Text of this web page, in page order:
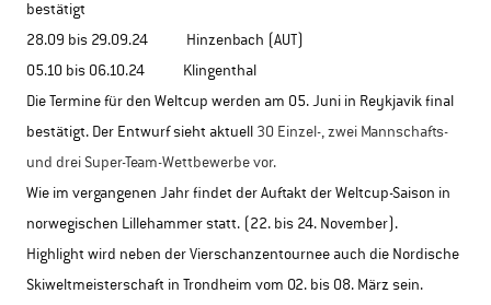
bestätigt
28.09 bis 29.09.24 Hinzenbach (AUT)
05.10 bis 06.10.24 Klingenthal
Die Termine für den Weltcup werden am 05. Juni in Reykjavik final
bestätigt. Der Entwurf sieht aktuell 30 Einzel-, zwei Mannschafts-
und drei Super-Team-Wettbewerbe vor.
Wie im vergangenen Jahr findet der Auftakt der Weltcup-Saison in
norwegischen Lillehammer statt. (22. bis 24. November).
Highlight wird neben der Vierschanzentournee auch die Nordische
Skiweltmeisterschaft in Trondheim vom 02. bis 08. März sein.